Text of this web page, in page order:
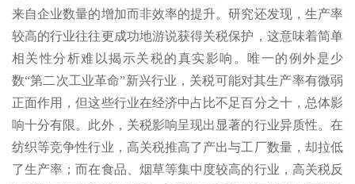
来自企业数量的增加而非效率的提升。研究还发现，生产率
较高的行业往往更成功地游说获得关税保护，这意味着简单
相关性分析难以揭示关税的真实影响。唯一的例外是少
数“第二次工业革命”新兴行业，关税可能对其生产率有微弱
正面作用，但这些行业在经济中占比不足百分之十，总体影
响十分有限。此外，关税影响呈现出显著的行业异质性。在
纺织等竞争性行业，高关税推高了产出与工厂数量，却拉低
了生产率；而在食品、烟草等集中度较高的行业，高关税反